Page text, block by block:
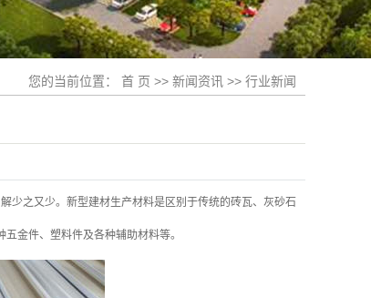
您的当前位置： 首 页 >> 新闻资讯 >> 行业新闻
少之又少。新型建材生产材料是区别于传统的砖瓦、灰砂石
金件、塑料件及各种辅助材料等。